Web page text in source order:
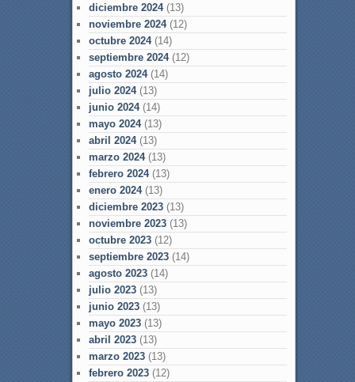
diciembre 2024(13)
noviembre 2024(12)
octubre 2024(14)
septiembre 2024(12)
agosto 2024(14)
julio 2024(13)
junio 2024(14)
mayo 2024(13)
abril 2024(13)
marzo 2024(13)
febrero 2024(13)
enero 2024(13)
diciembre 2023(13)
noviembre 2023(13)
octubre 2023(12)
septiembre 2023(14)
agosto 2023(14)
julio 2023(13)
junio 2023(13)
mayo 2023(13)
abril 2023(13)
marzo 2023(13)
febrero 2023(12)